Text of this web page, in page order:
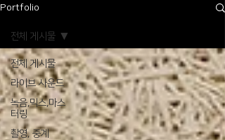
Portfolio
전체 게시물
라이브 사운드
녹음,믹스,마스
터링
촬영, 중계
전체 게시물